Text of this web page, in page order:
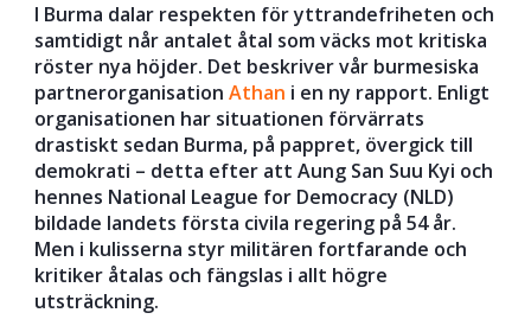
I Burma dalar respekten för yttrandefriheten och
samtidigt når antalet åtal som väcks mot kritiska
röster nya höjder. Det beskriver vår burmesiska
partnerorganisation Athan i en ny rapport. Enligt
organisationen har situationen förvärrats
drastiskt sedan Burma, på pappret, övergick till
demokrati – detta efter att Aung San Suu Kyi och
hennes National League for Democracy (NLD)
bildade landets första civila regering på 54 år.
Men i kulisserna styr militären fortfarande och
kritiker åtalas och fängslas i allt högre
utsträckning.